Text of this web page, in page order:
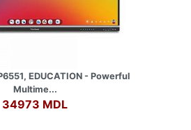
EDUCATION - Powerful
Multime...
34973 MDL